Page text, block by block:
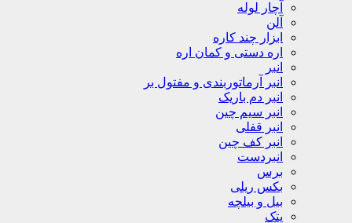
آچار لوله
آلن
ابزار چند کاره
اره دستی و کمان اره
انبر
انبر آرماتوربندی و مفتول بر
انبر دم باریک
انبر سیم چین
انبر قفلی
انبر کف چین
انبردست
برس
بکس ریلی
بیل و بیلچه
پتک